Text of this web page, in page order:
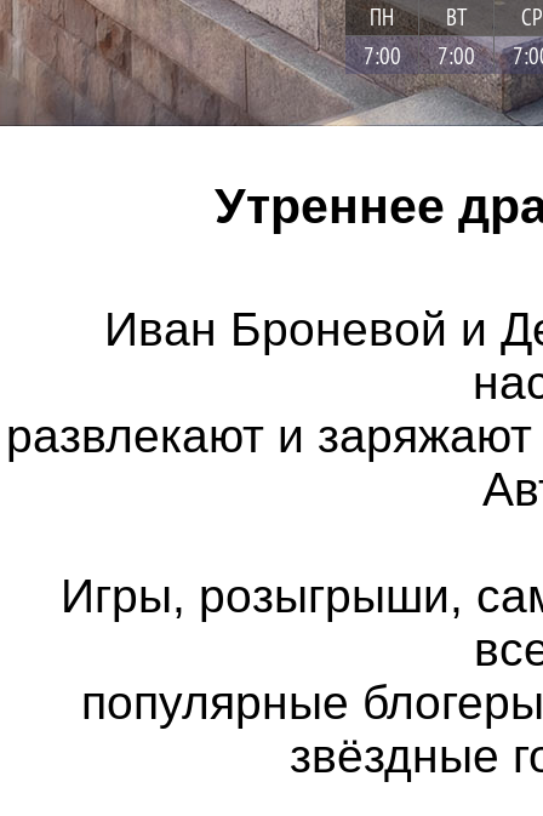
ПН ВТ
СР
7:00
7:00
Утреннее
Иван Броневой и
развлекают и
Игры, розыгрыши,
популярные
звёздные